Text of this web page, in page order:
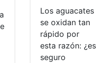
Los aguacates
se oxidan tan
rápido por
esta razón: ¿es
seguro